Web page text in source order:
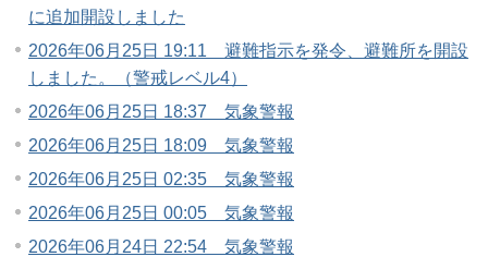
に追加開設しました
2026年06月25日 19:11 避難指示を発令、避難所を開設
しました。（警戒レベル4）
2026年06月25日 18:37 気象警報
2026年06月25日 18:09 気象警報
2026年06月25日 02:35 気象警報
2026年06月25日 00:05 気象警報
2026年06月24日 22:54 気象警報